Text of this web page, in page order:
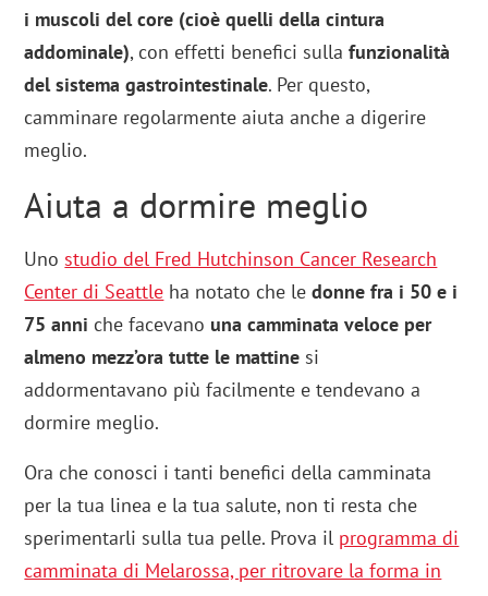
i muscoli del core (cioè quelli della cintura
addominale), con effetti benefici sullafunzionalità
del sistema gastrointestinale. Per questo,
camminare regolarmente aiuta anche a digerire
meglio.
Aiuta a dormire meglio
Uno studio del Fred Hutchinson Cancer Research
Center di Seattle ha notato che ledonne fra i 50 e i
75 anni che facevano una camminata veloce per
almeno mezz’ora tutte le mattine si
addormentavano più facilmente e tendevano a
dormire meglio.
Ora che conosci i tanti benefici della camminata
per la tua linea e la tua salute, non ti resta che
sperimentarli sulla tua pelle. Prova il programma di
camminata di Melarossa, per ritrovare la forma in